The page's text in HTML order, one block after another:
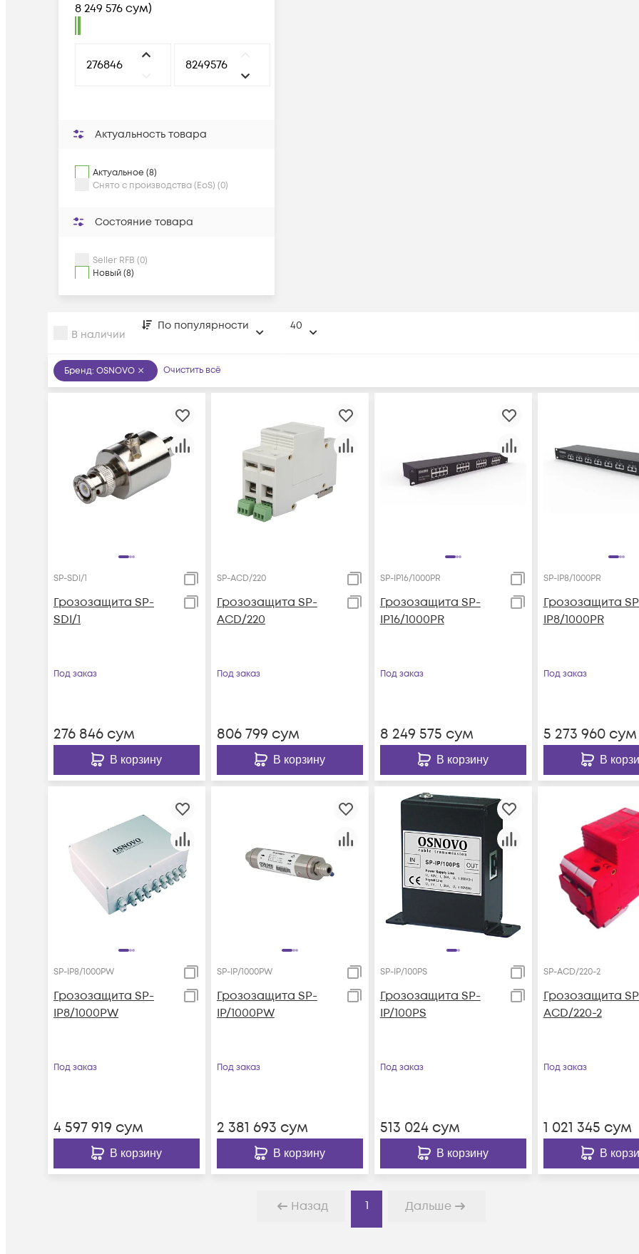
8 249 576 сум)
Актуальность товара
Актуальное (8)
Снято с производства (EoS) (0)
Состояние товара
Seller RFB (0)
Новый (8)
В наличии
По популярности 40
Бренд: OSNOVO Очистить всё
SP-SDI/1
Грозозащита SP-
SDI/1
Под заказ
276 846 сум
В корзину
SP-ACD/220
Грозозащита SP-
ACD/220
Под заказ
806 799 сум
В корзину
SP-IP16/1000PR
Грозозащита SP-
IP16/1000PR
Под заказ
8 249 575 сум
В корзину
SP-IP8/1000PR
Грозозащита
IP8/1000PR
Под заказ
5 273 960сум
В
SP-IP8/1000PW
Грозозащита SP-
IP8/1000PW
Под заказ
4 597 919 сум
В корзину
SP-IP/1000PW
Грозозащита SP-
IP/1000PW
Под заказ
2 381 693 сум
В корзину
SP-IP/100PS
Грозозащита SP-
IP/100PS
Под заказ
513 024сум
В корзину
SP-ACD/220-2
Грозозащита
ACD/220-2
Под заказ
1 021 345 сум
В
Назад 1 Дальше